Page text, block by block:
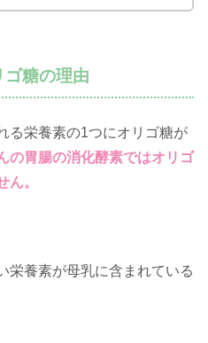
糖の理由
る栄養素の1つにオリゴ糖が
の胃腸の消化酵素ではオリゴ
ん。
栄養素が母乳に含まれている